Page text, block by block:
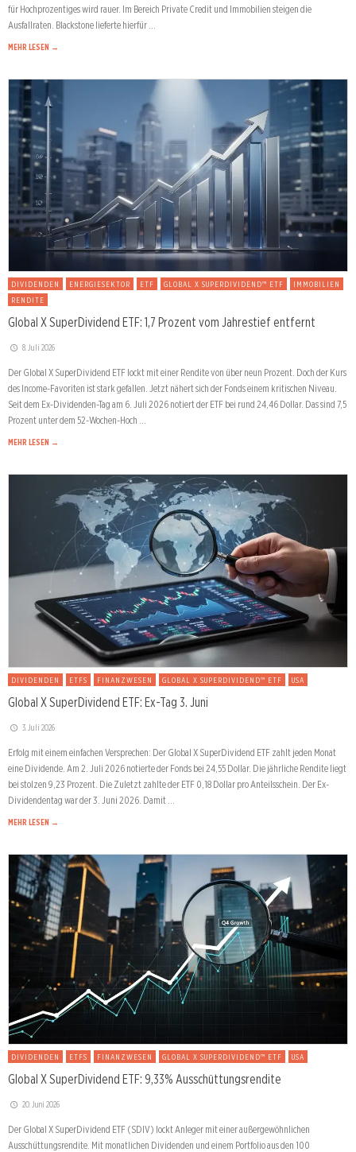
für Hochprozentiges wird rauer. Im Bereich Private Credit und Immobilien steigen die
Ausfallraten. Blackstone lieferte hierfür …
MEHR LESEN →
DIVIDENDEN ENERGIESEKTOR ETF GLOBAL X SUPERDIVIDEND™ ETF
IMMOBILIEN
RENDITE
Global X SuperDividend ETF: 1,7 Prozent vom Jahrestief entfernt
8. Juli 2026
Der Global X SuperDividend ETF lockt mit einer Rendite von über neun Prozent. Doch der Kurs
des Income-Favoriten ist stark gefallen. Jetzt nähert sich der Fonds einem kritischen Niveau.
Seit dem Ex-Dividenden-Tag am 6. Juli 2026 notiert der ETF bei rund 24,46 Dollar. Das sind 7,5
Prozent unter dem 52-Wochen-Hoch …
MEHR LESEN →
DIVIDENDEN ETFS FINANZWESEN GLOBAL X SUPERDIVIDEND™ ETF USA
Global X SuperDividend ETF: Ex-Tag 3. Juni
3. Juli 2026
Erfolg mit einem einfachen Versprechen: Der Global X SuperDividend ETF zahlt jeden Monat
eine Dividende. Am 2. Juli 2026 notierte der Fonds bei 24,55 Dollar. Die jährliche Rendite liegt
bei stolzen 9,23 Prozent. Die Zuletzt zahlte der ETF 0,18 Dollar pro Anteilsschein. Der Ex-
Dividendentag war der 3. Juni 2026. Damit …
MEHR LESEN →
DIVIDENDEN ETFS FINANZWESEN GLOBAL X SUPERDIVIDEND™ ETF USA
Global X SuperDividend ETF: 9,33% Ausschüttungsrendite
20. Juni 2026
Der Global X SuperDividend ETF (SDIV) lockt Anleger mit einer außergewöhnlichen
Ausschüttungsrendite. Mit monatlichen Dividenden und einem Portfolio aus den 100